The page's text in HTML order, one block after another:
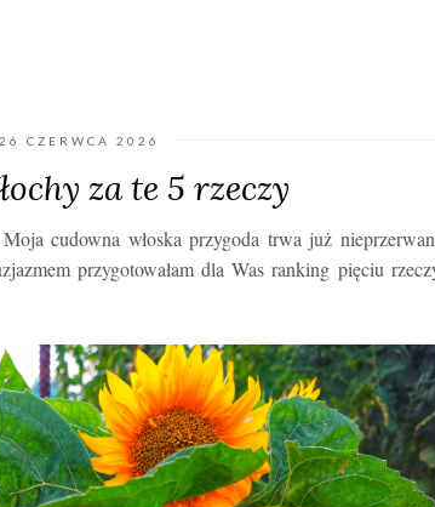
CZERWCA 2026
za te 5 rzeczy
cudowna włoska przygoda trwa już
przygotowałam dla Was ranking pięciu